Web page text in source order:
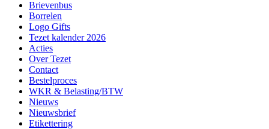
Brievenbus
Borrelen
Logo Gifts
Tezet kalender 2026
Acties
Over Tezet
Contact
Bestelproces
WKR & Belasting/BTW
Nieuws
Nieuwsbrief
Etikettering